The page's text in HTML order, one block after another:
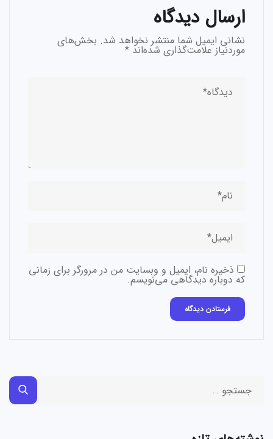
ارسال دیدگاه
نشانی ایمیل شما منتشر نخواهد شد. بخش‌های
موردنیاز علامت‌گذاری شده‌اند *
ذخیره نام، ایمیل و وبسایت من در مرورگر برای زمانی
که دوباره دیدگاهی می‌نویسم.